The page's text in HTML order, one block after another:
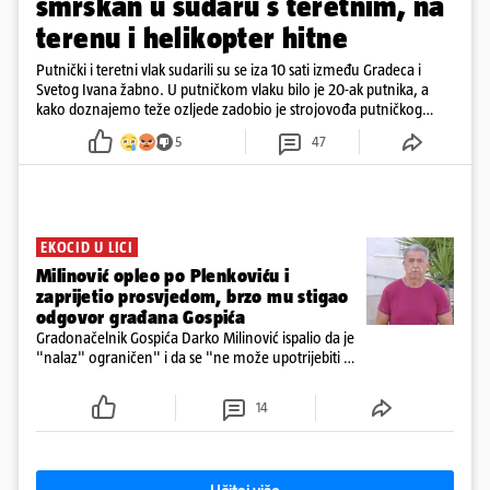
terenu i helikopter hitne
Putnički i teretni vlak sudarili su se iza 10 sati između Gradeca i
Svetog Ivana žabno. U putničkom vlaku bilo je 20-ak putnika, a
kako doznajemo teže ozljede zadobio je strojovođa putničkog
vlaka. Zatvoren je promet, a fotoreporteri Prigorskog objavili su
prve snimke s mjesta sudara
5 47
EKOCID U LICI
Milinović opleo po Plenkoviću i
zaprijetio prosvjedom, brzo mu stigao
odgovor građana Gospića
Gradonačelnik Gospića Darko Milinović ispalio da je
"nalaz" ograničen" i da se "ne može upotrijebiti za
ga je naručio Uskok i da je dio spisa
14